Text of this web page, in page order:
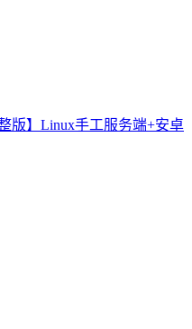
版】Linux手工服务端+安卓